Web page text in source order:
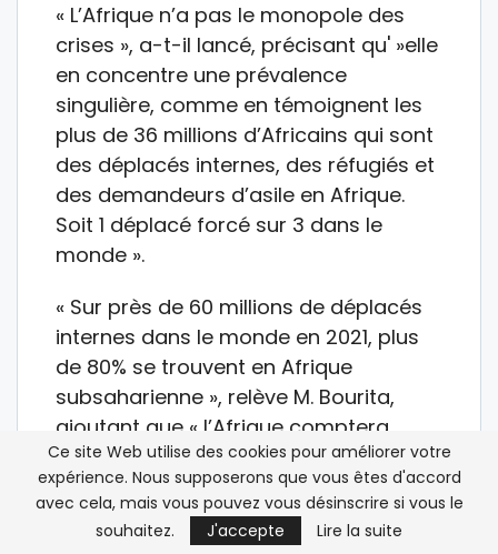
« L’Afrique n’a pas le monopole des
crises », a-t-il lancé, précisant qu' »elle
en concentre une prévalence
singulière, comme en témoignent les
plus de 36 millions d’Africains qui sont
des déplacés internes, des réfugiés et
des demandeurs d’asile en Afrique.
Soit 1 déplacé forcé sur 3 dans le
monde ».
« Sur près de 60 millions de déplacés
internes dans le monde en 2021, plus
de 80% se trouvent en Afrique
subsaharienne », relève M. Bourita,
ajoutant que « l’Afrique comptera
quelque 86 millions de déplacés
climatiques d’ici 2050 ».
« Près de 282 millions de personnes
Ce site Web utilise des cookies pour améliorer votre
expérience. Nous supposerons que vous êtes d'accord
avec cela, mais vous pouvez vous désinscrire si vous le
souhaitez.
J'accepte Lire la suite